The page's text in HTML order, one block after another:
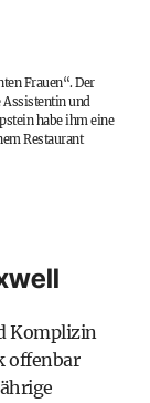
Frauen“. Der
Assistentin und
habe ihm eine
Restaurant
Komplizin
offenbar